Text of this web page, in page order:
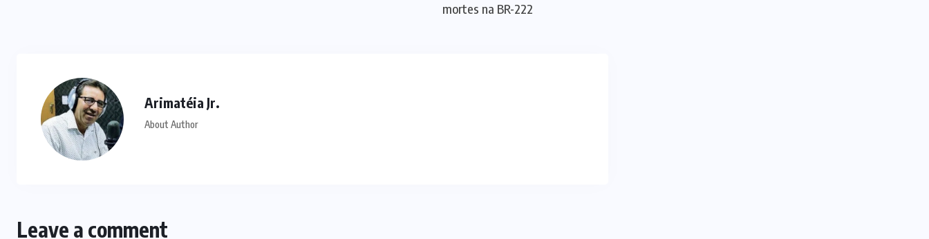
mortes na BR-222
Arimatéia Jr.
About Author
Leave a comment